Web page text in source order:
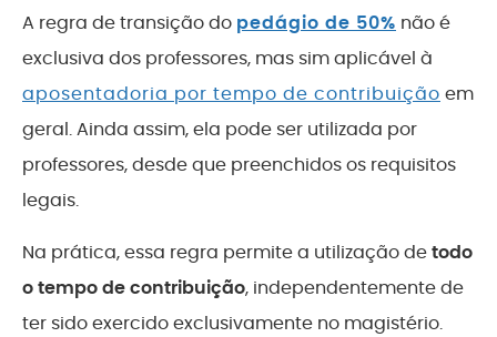
A regra de transição do pedágio de 50% não é
exclusiva dos professores, mas sim aplicável à
aposentadoria por tempo de contribuição em
geral. Ainda assim, ela pode ser utilizada por
professores, desde que preenchidos os requisitos
legais.
Na prática, essa regra permite a utilização detodo
o tempo de contribuição, independentemente de
ter sido exercido exclusivamente no magistério.